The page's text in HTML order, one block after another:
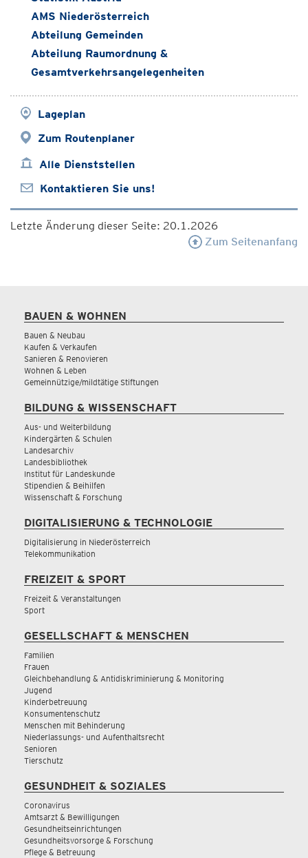
AMS Niederösterreich
Abteilung Gemeinden
Abteilung Raumordnung &
Gesamtverkehrsangelegenheiten
Lageplan
Zum Routenplaner
Alle Dienststellen
Kontaktieren Sie uns!
Letzte Änderung dieser Seite: 20.1.2026
Zum Seitenanfang
BAUEN & WOHNEN
Bauen & Neubau
Kaufen & Verkaufen
Sanieren & Renovieren
Wohnen & Leben
Gemeinnützige/mildtätige Stiftungen
BILDUNG & WISSENSCHAFT
Aus- und Weiterbildung
Kindergärten & Schulen
Landesarchiv
Landesbibliothek
Institut für Landeskunde
Stipendien & Beihilfen
Wissenschaft & Forschung
DIGITALISIERUNG & TECHNOLOGIE
Digitalisierung in Niederösterreich
Telekommunikation
FREIZEIT & SPORT
Freizeit & Veranstaltungen
Sport
GESELLSCHAFT & MENSCHEN
Familien
Frauen
Gleichbehandlung & Antidiskriminierung & Monitoring
Jugend
Kinderbetreuung
Konsumentenschutz
Menschen mit Behinderung
Niederlassungs- und Aufenthaltsrecht
Senioren
Tierschutz
GESUNDHEIT & SOZIALES
Coronavirus
Amtsarzt & Bewilligungen
Gesundheitseinrichtungen
Gesundheitsvorsorge & Forschung
Pflege & Betreuung